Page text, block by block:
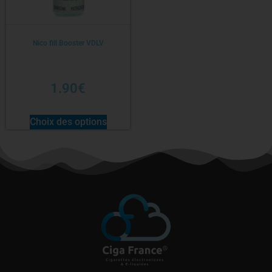
Nico fill Booster VDLV
1.90€
Choix des options